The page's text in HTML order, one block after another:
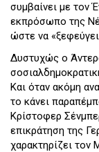
συμβαίνει με τον
εκπρόσωπο της
ώστε να
Δυστυχώς ο
Και όταν ακόμη
το κάνει
Κρίστοφερ
επικράτηση της
χαρακτηρίζει